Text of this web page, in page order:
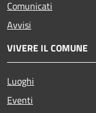
Comunicati
Avvisi
VIVERE IL COMUNE
Luoghi
Eventi